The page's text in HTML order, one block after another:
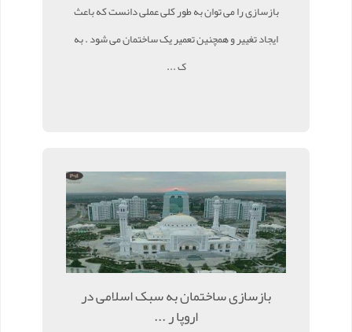
بازسازی را می توان به طور کلی عملی دانست که باعث
ایجاد تغییر و همچنین تعمیر یک ساختمان می شود . به
ک ...
بازسازی ساختمان به سبک اسلامی در
اروپا ر ...